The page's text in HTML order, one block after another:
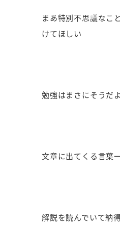
まあ特別不思議なこ
けてほしい
勉強はまさにそうだ
文章に出てくる言葉
解説を読んでいて納